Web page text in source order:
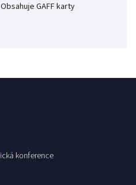
Obsahuje GAFF karty
konference